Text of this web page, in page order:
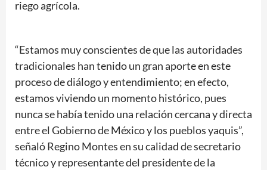
riego agrícola.
“Estamos muy conscientes de que las autoridades
tradicionales han tenido un gran aporte en este
proceso de diálogo y entendimiento; en efecto,
estamos viviendo un momento histórico, pues
nunca se había tenido una relación cercana y directa
entre el Gobierno de México y los pueblos yaquis”,
señaló Regino Montes en su calidad de secretario
técnico y representante del presidente de la